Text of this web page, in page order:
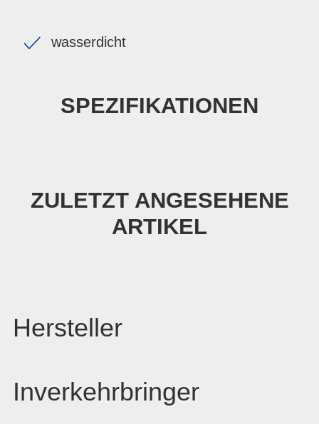
wasserdicht
SPEZIFIKATIONEN
ZULETZT ANGESEHENE
ARTIKEL
Hersteller
Inverkehrbringer